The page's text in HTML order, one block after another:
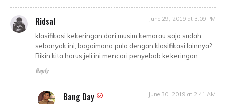
Ridsal June 29, 2019 at 3:09 PM
klasifikasi kekeringan dari musim kemarau saja sudah
sebanyak ini, bagaimana pula dengan klasifikasi lainnya?
Bikin kita harus jeli ini mencari penyebab kekeringan..
Reply
Bang Day June 30, 2019 at 2:41 AM